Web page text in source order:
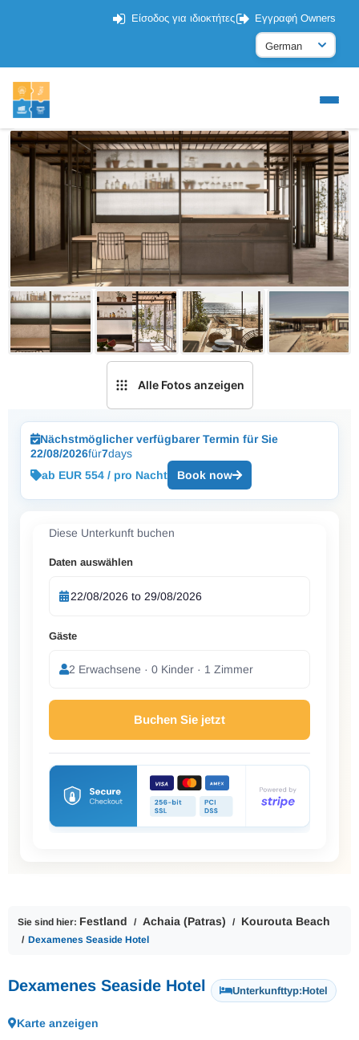
Είσοδος για ιδιοκτήτες Εγγραφή Owners
Alle Fotos anzeigen
Nächstmöglicher verfügbarer Termin für Sie
22/08/2026für7days
ab EUR 554 / pro Nacht
Book now
Diese Unterkunft buchen
Daten auswählen
Gäste
2 Erwachsene · 0 Kinder · 1 Zimmer
Buchen Sie jetzt
Sie sind hier: Festland Achaia (Patras) Kourouta Beach
Dexamenes Seaside Hotel
Dexamenes Seaside Hotel Unterkunfttyp:Hotel
Karte anzeigen